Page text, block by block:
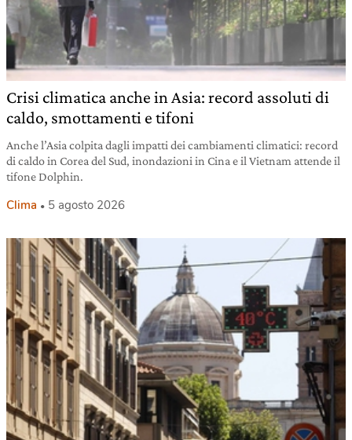
Crisi climatica anche in Asia: record assoluti di
caldo, smottamenti e tifoni
Anche l’Asia colpita dagli impatti dei cambiamenti climatici: record
di caldo in Corea del Sud, inondazioni in Cina e il Vietnam attende il
tifone Dolphin.
Clima 5 agosto 2026